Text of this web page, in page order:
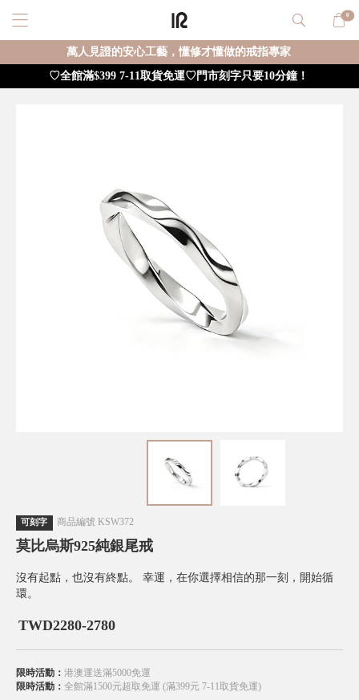
0
萬人見證的安心工藝，懂修才懂做的戒指專家
♡全館滿$399 7-11取貨免運♡門市刻字只要10分鐘！
可刻字 商品編號 KSW372
莫比烏斯925純銀尾戒
沒有起點，也沒有終點。 幸運，在你選擇相信的那一刻，開始循
環。
TWD2280-2780
限時活動： 港澳運送滿5000免運
限時活動： 全館滿1500元超取免運 (滿399元 7-11取貨免運)